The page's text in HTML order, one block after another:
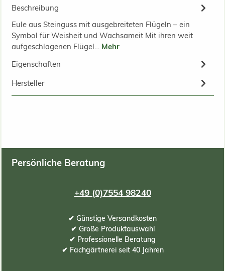
Beschreibung
Eule aus Steinguss mit ausgebreiteten Flügeln – ein
Symbol für Weisheit und Wachsameit Mit ihren weit
aufgeschlagenen Flügel… Mehr
Eigenschaften
Hersteller
Persönliche Beratung
+49 (0)7554 98240
✔ Günstige Versandkosten
✔ Große Produktauswahl
✔ Professionelle Beratung
✔ Fachgärtnerei seit 40 Jahren